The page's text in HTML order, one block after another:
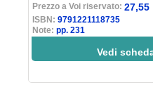
Prezzo a Voi riservato: 27,55
ISBN: 9791221118735
Note: pp. 231
Vedi